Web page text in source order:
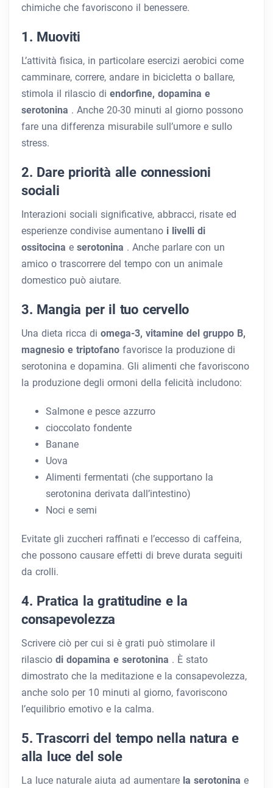
chimiche che favoriscono il benessere.
1. Muoviti
L’attività fisica, in particolare esercizi aerobici come
camminare, correre, andare in bicicletta o ballare,
stimola il rilascio di endorfine, dopamina e
serotonina . Anche 20-30 minuti al giorno possono
fare una differenza misurabile sull’umore e sullo
stress.
2. Dare priorità alle connessioni
sociali
Interazioni sociali significative, abbracci, risate ed
esperienze condivise aumentano i livelli di
ossitocina e serotonina . Anche parlare con un
amico o trascorrere del tempo con un animale
domestico può aiutare.
3. Mangia per il tuo cervello
Una dieta ricca di omega-3, vitamine del gruppo B,
magnesio e triptofano favorisce la produzione di
serotonina e dopamina. Gli alimenti che favoriscono
la produzione degli ormoni della felicità includono:
Salmone e pesce azzurro
cioccolato fondente
Banane
Uova
Alimenti fermentati (che supportano la
serotonina derivata dall’intestino)
Noci e semi
Evitate gli zuccheri raffinati e l’eccesso di caffeina,
che possono causare effetti di breve durata seguiti
da crolli.
4. Pratica la gratitudine e la
consapevolezza
Scrivere ciò per cui si è grati può stimolare il
rilascio di dopamina e serotonina . È stato
dimostrato che la meditazione e la consapevolezza,
anche solo per 10 minuti al giorno, favoriscono
l’equilibrio emotivo e la calma.
5. Trascorri del tempo nella natura e
alla luce del sole
La luce naturale aiuta ad aumentare la serotonina e